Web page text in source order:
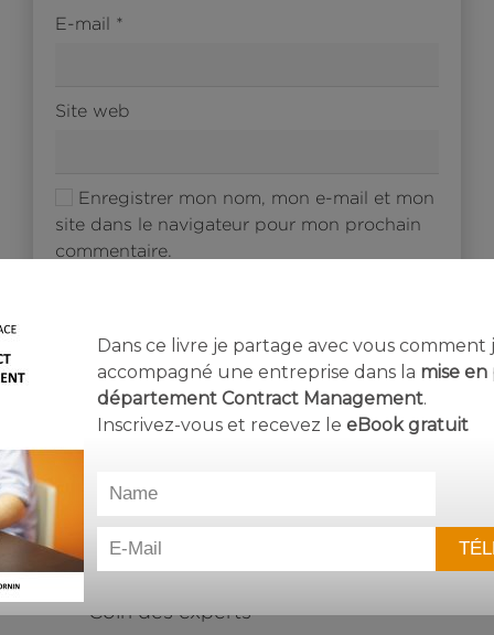
E-mail *
Site web
Enregistrer mon nom, mon e-mail et mon
site dans le navigateur pour mon prochain
commentaire.
Laisser un commentaire
Catégories
Agile
Arbitrage
Claim management
Coin des experts
Dans ce livre je partage avec vous comment
accompagné une entreprise dans la mise en
département Contract Management.
Inscrivez-vous et recevez le eBookgratuit